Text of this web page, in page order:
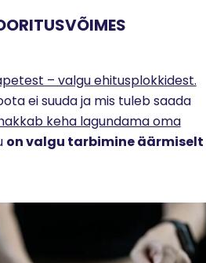
– valgu ehitusplokkidest.
ei suuda ja mis tuleb saada
keha lagundama oma
on valgu tarbimine äärmiselt